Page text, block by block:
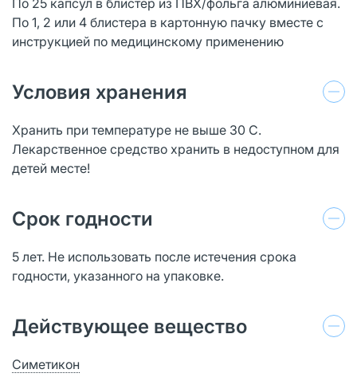
По 1, 2 или 4 блистера в картонную пачку вместе с
инструкцией по медицинскому применению
Условия хранения
Хранить при температуре не выше 30 С.
Лекарственное средство хранить в недоступном для
детей месте!
Срок годности
5 лет. Не использовать после истечения срока
годности, указанного на упаковке.
Действующее вещество
Симетикон